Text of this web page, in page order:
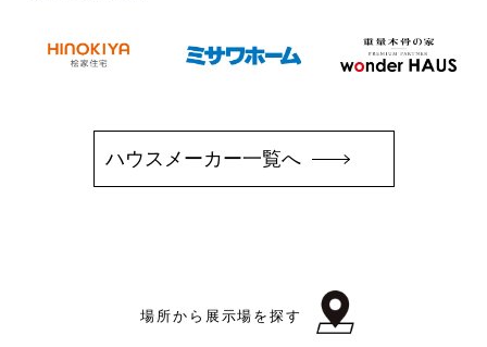
ハウスメーカー一覧へ
場所から展示場を探す